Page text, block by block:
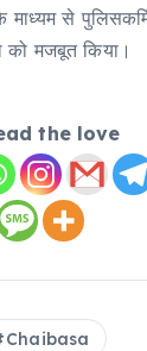
माध्यम से
को मजबूत किया।
the love
Chaibasa